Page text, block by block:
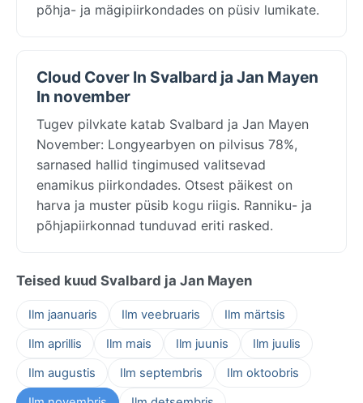
põhja- ja mägipiirkondades on püsiv lumikate.
Cloud Cover In Svalbard ja Jan Mayen
In november
Tugev pilvkate katab Svalbard ja Jan Mayen
November: Longyearbyen on pilvisus 78%,
sarnased hallid tingimused valitsevad
enamikus piirkondades. Otsest päikest on
harva ja muster püsib kogu riigis. Ranniku- ja
põhjapiirkonnad tunduvad eriti rasked.
Teised kuud Svalbard ja Jan Mayen
Ilm jaanuaris Ilm veebruaris
Ilm märtsis
Ilm aprillis
Ilm mais Ilm juunis
Ilm juulis
Ilm augustis
Ilm septembris
Ilm oktoobris